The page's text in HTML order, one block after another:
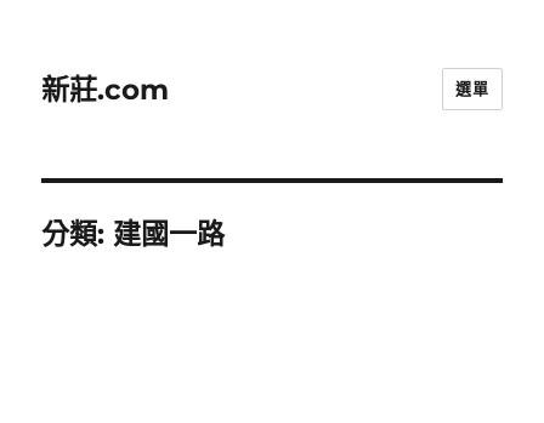
新莊.com 選單
分類: 建國一路